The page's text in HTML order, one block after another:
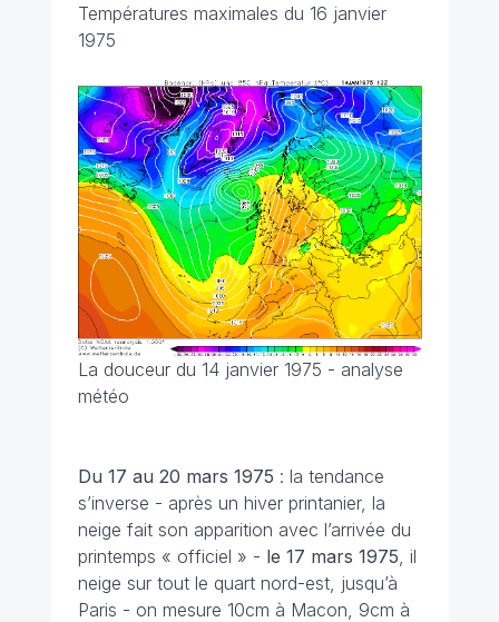
Températures maximales du 16 janvier
1975
La douceur du 14 janvier 1975 - analyse
météo
Du 17 au 20 mars 1975 : la tendance
s’inverse - après un hiver printanier, la
neige fait son apparition avec l’arrivée du
printemps « officiel » - le 17 mars 1975 , il
neige sur tout le quart nord-est, jusqu’à
Paris - on mesure 10cm à Macon, 9cm à